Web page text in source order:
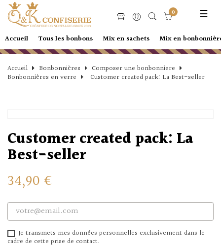
☰
0
Accueil Tous les bonbons Mix en sachets Mix en
Accueil Bonbonnières
Composer une bonbonniere
Bonbonnières en verre
Customer created pack: La Best-seller
Customer created pack: La
Best-seller
34,90 €
Je transmets mes données personnelles exclusivement dans le
cadre de cette prise de contact.